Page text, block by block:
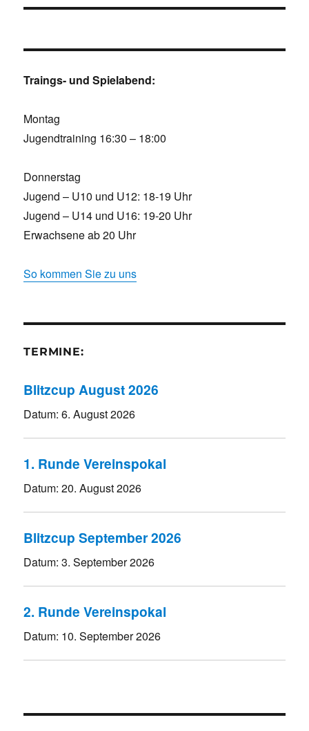
Traings- und Spielabend:
Montag
Jugendtraining 16:30 – 18:00
Donnerstag
Jugend – U10 und U12: 18-19 Uhr
Jugend – U14 und U16: 19-20 Uhr
Erwachsene ab 20 Uhr
So kommen Sie zu uns
TERMINE:
Blitzcup August 2026
Datum:6. August 2026
1. Runde Vereinspokal
Datum:20. August 2026
Blitzcup September 2026
Datum:3. September 2026
2. Runde Vereinspokal
Datum: 10. September 2026